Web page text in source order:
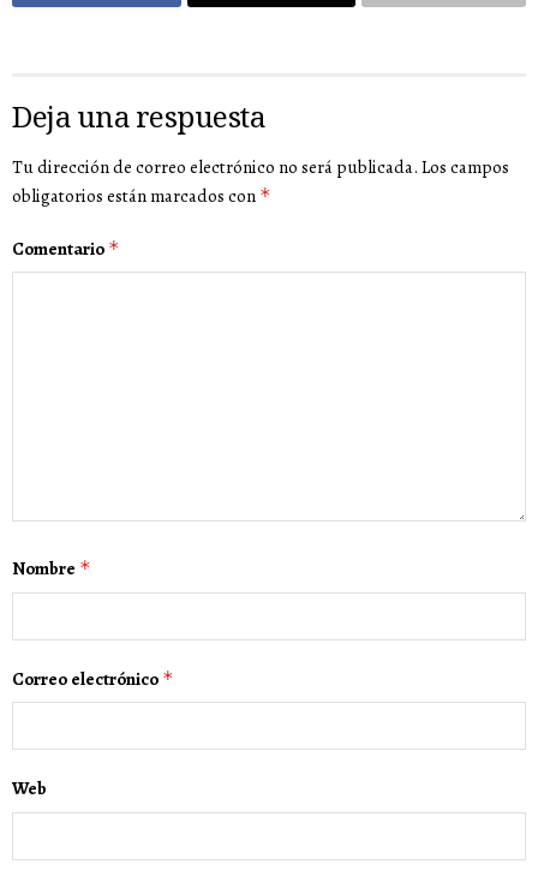
Deja una respuesta
Tu dirección de correo electrónico no será publicada. Los campos
obligatorios están marcados con *
Comentario *
Nombre *
Correo electrónico *
Web